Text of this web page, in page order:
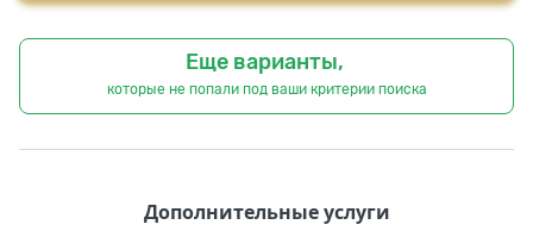
Еще варианты,
которые не попали под ваши критерии поиска
Дополнительные услуги